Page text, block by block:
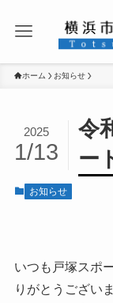
ホーム お知らせ
令
ー
2025
1/13
お知らせ
いつも戸塚スポ
りがとうございま